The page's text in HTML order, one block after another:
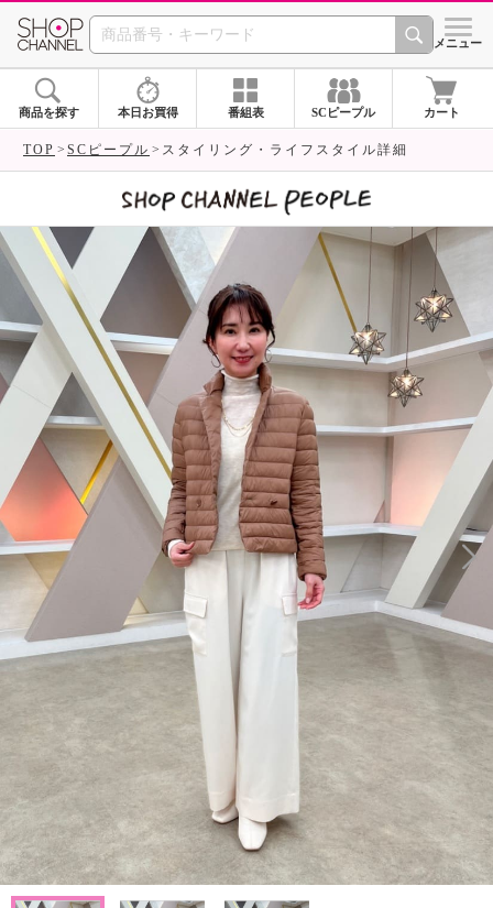
SHOP CHANNEL シメニュー
商品を探す 本日お買得 番組表 SCピープル カート
TOP SCピープル スタイリング・ライフスタイル詳細